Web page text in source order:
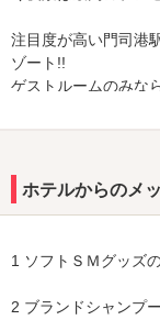
注目度が高い門司港
ゾート!!
ゲストルームのみな
ゴージャスかつ高級
驚きや感動と共に2
ホテルからのメ
1 ソフトＳＭグッズ
2 ブランドシャンプ